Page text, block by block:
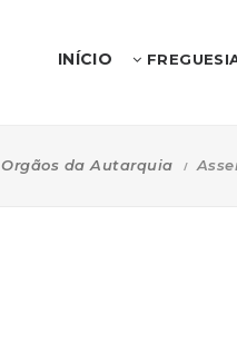
INÍCIO
Orgãos da Autarquia